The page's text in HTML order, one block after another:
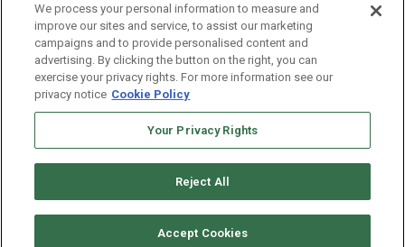
Acerca de nosotros
Advertise with Us/Anuncios
Politica de Privacidad
Editorial Guidelines
We process your personal information to measure and
improve our sites and service, to assist our marketing
campaigns and to provide personalised content and
advertising. By clicking the button on the right, you can
exercise your privacy rights. For more information see our
privacy notice Cookie Policy
Your Privacy Rights
Reject All
Accept Cookies